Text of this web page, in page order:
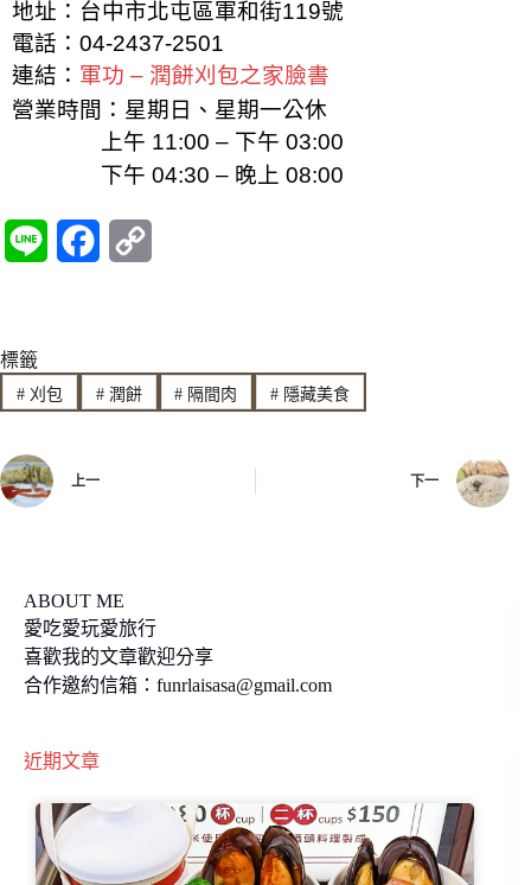
地址：台中市北屯區軍和街119號
電話：04-2437-2501
連結： 軍功 – 潤餅刈包之家臉書
營業時間：星期日、星期一公休
上午 11:00 – 下午 03:00
下午 04:30 – 晚上 08:00
e e
b
y
L
標籤
#刈包 #潤餅 # 隔間肉 # 隱藏美食
上一 下一
ABOUT ME
愛吃愛玩愛旅行
喜歡我的文章歡迎分享
合作邀約信箱： funrlaisasa@gmail.com
近期文章